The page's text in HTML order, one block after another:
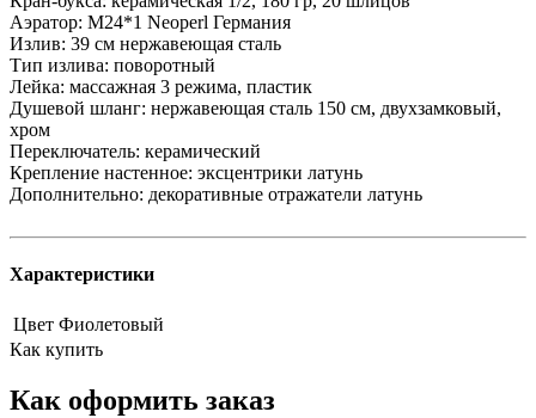
Аэратор: М24*1 Neoperl Германия
Излив: 39 см нержавеющая сталь
Тип излива: поворотный
Лейка: массажная 3 режима, пластик
Душевой шланг: нержавеющая сталь 150 см, двухзамковый,
хром
Переключатель: керамический
Крепление настенное: эксцентрики латунь
Дополнительно: декоративные отражатели латунь
Характеристики
Цвет Фиолетовый
Как купить
Как оформить заказ